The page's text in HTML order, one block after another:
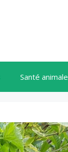
Santé animale